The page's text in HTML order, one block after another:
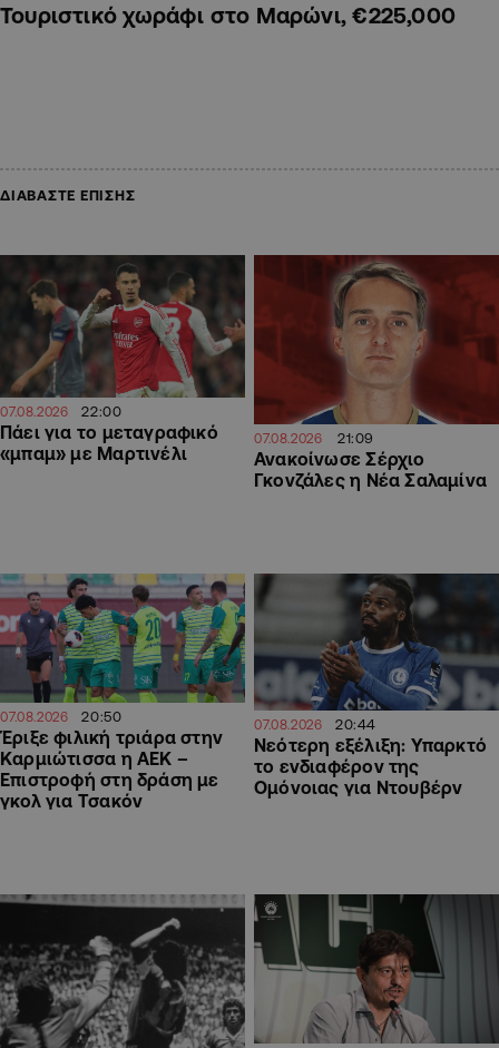
Τουριστικό χωράφι στο Μαρώνι, €225,000
ΔΙΑΒΑΣΤΕ ΕΠΙΣΗΣ
07.08.2026 22:00
Πάει για το μεταγραφικό
«μπαμ» με Μαρτινέλι
07.08.2026 21:09
Ανακοίνωσε Σέρχιο
Γκονζάλες η Νέα Σαλαμίνα
07.08.2026 20:50
Έριξε φιλική τριάρα στην
Καρμιώτισσα η ΑΕΚ –
Επιστροφή στη δράση με
γκολ για Τσακόν
07.08.2026 20:44
Νεότερη εξέλιξη: Υπαρκτό
το ενδιαφέρον της
Ομόνοιας για Ντουβέρν